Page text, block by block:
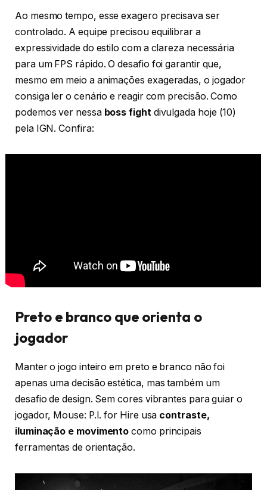
Ao mesmo tempo, esse exagero precisava ser
controlado. A equipe precisou equilibrar a
expressividade do estilo com a clareza necessária
para um FPS rápido. O desafio foi garantir que,
mesmo em meio a animações exageradas, o jogador
consiga ler o cenário e reagir com precisão. Como
podemos ver nessa boss fight divulgada hoje (10)
pela IGN. Confira:
Preto e branco que orienta o
jogador
Manter o jogo inteiro em preto e branco não foi
apenas uma decisão estética, mas também um
desafio de design. Sem cores vibrantes para guiar o
jogador, Mouse: P.I. for Hire usa contraste,
iluminação e movimento como principais
ferramentas de orientação.